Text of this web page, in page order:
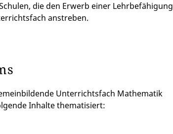
die den Erwerb einer Lehrbefähigung
anstreben.
Unterrichtsfach Mathematik
Inhalte thematisiert: